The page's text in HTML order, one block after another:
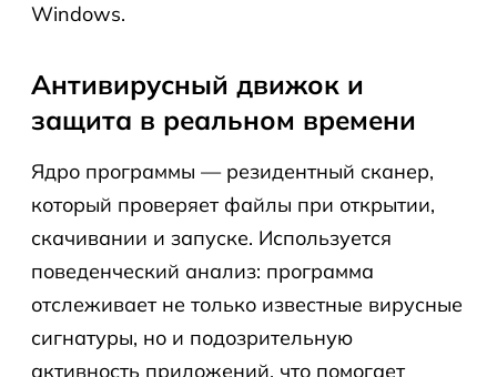
Windows.
Антивирусный движок и
защита в реальном времени
Ядро программы — резидентный сканер,
который проверяет файлы при открытии,
скачивании и запуске. Используется
поведенческий анализ: программа
отслеживает не только известные вирусные
сигнатуры, но и подозрительную
активность приложений, что помогает